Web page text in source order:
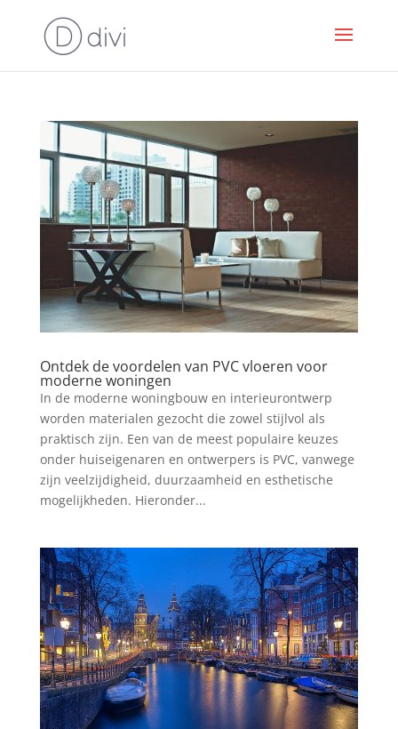
Ontdek de voordelen van PVC vloeren voor
moderne woningen
In de moderne woningbouw en interieurontwerp
worden materialen gezocht die zowel stijlvol als
praktisch zijn. Een van de meest populaire keuzes
onder huiseigenaren en ontwerpers is PVC, vanwege
zijn veelzijdigheid, duurzaamheid en esthetische
mogelijkheden. Hieronder...